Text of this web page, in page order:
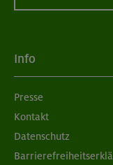
Info
Presse
Kontakt
Datenschutz